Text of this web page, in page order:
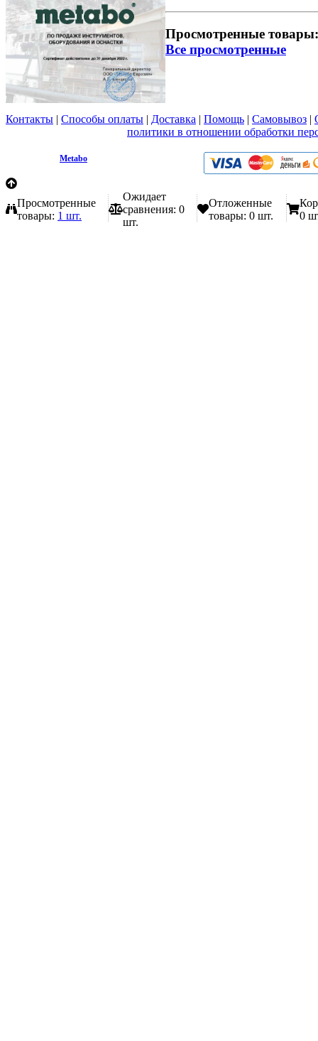
Просмотренные товары:
Все просмотренные
Контакты | Способы оплаты | Доставка | Помощь | Самовывоз |
политики в отношении обработки
Metabo
Просмотренные
товары: 1 шт.
Ожидает
сравнения: 0
шт.
Отложенные
товары: 0 шт.
0